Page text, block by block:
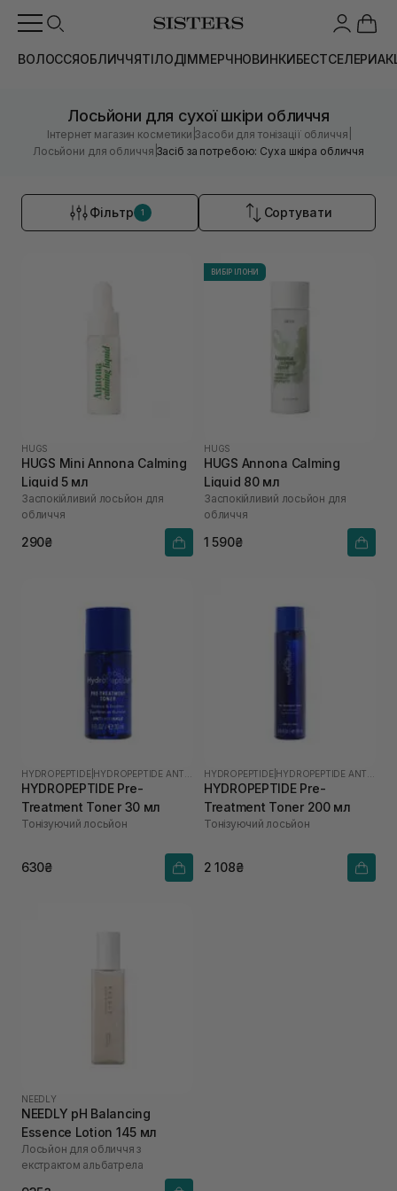
ВОЛОССЯОБЛИЧЧЯТІЛОДІММЕРЧНОВИНКИБЕСТСЕЛЕРИ
Лосьйони для сухої шкіри обличчя
Інтернет магазин косметики |Засоби для тонізації обличчя
Лосьйони для обличчя |Засіб за потребою: Суха шкіра обличчя
Фільтр 1 Сортувати
HUGS
HUGS Mini Annona Calming
Liquid 5 мл
Заспокійливий лосьйон для
обличчя
290₴
ВИБІР ІЛОНИ
HUGS
HUGS Annona Calming
Liquid 80 мл
Заспокійливий лосьйон для
обличчя
1 590₴
HYDROPEPTIDE
HYDROPEPTIDE Pre-
Treatment Toner 30 мл
Тонізуючий лосьйон
630₴
HYDROPEPTIDE
HYDROPEPTIDE Pre-
Treatment Toner 200 мл
Тонізуючий лосьйон
2 108₴
NEEDLY
NEEDLY pH Balancing
Essence Lotion 145 мл
Лосьйон для обличчя з
екстрактом альбатрела